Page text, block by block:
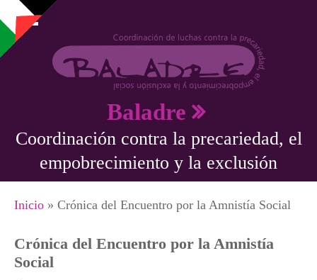
Pasar al contenido principal
Baladre
Coordinación contra la precariedad, el
empobrecimiento y la exclusión
Se encuentra usted aquí
Inicio » Crónica del Encuentro por la Amnistía Social
Crónica del Encuentro por la Amnistía
Social